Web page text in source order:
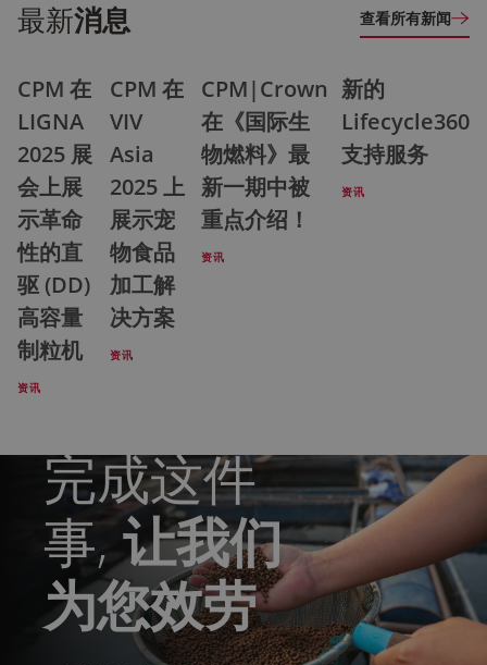
最新消息 查看所有新闻
CPM 在
LIGNA
2025 展
会上展
示革命
性的直
驱 (DD)
高容量
制粒机
资讯
CPM 在
VIV
Asia
2025 上
展示宠
物食品
加工解
决方案
资讯
CPM|Crown
在《国际生
物燃料》最
新一期中被
重点介绍！
资讯
新的
Lifecycle360
支持服务
资讯
完成这件
事,让我们
为您效劳